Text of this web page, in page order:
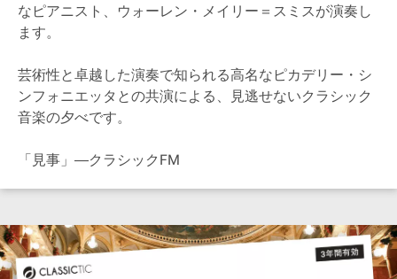
なピアニスト、ウォーレン・メイリー＝スミスが演奏し
ます。
芸術性と卓越した演奏で知られる高名なピカデリー・シ
ンフォニエッタとの共演による、見逃せないクラシック
音楽の夕べです。
「見事」―クラシックFM